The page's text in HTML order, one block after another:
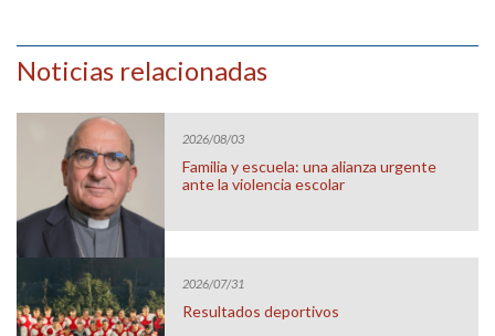
Noticias relacionadas
2026/08/03
Familia y escuela: una alianza urgente
ante la violencia escolar
2026/07/31
Resultados deportivos